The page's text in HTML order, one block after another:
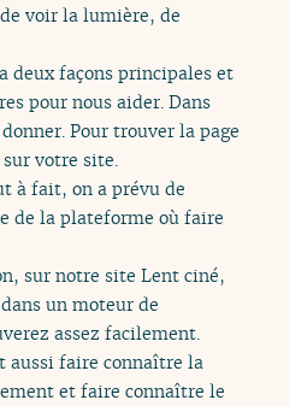
voir la lumière, de
deux façons principales et
pour nous aider. Dans
Pour trouver la page
sur votre site.
à fait, on a prévu de
de la plateforme où faire
sur notre site Lent ciné,
un moteur de
assez facilement.
aussi faire connaître la
et faire connaître le